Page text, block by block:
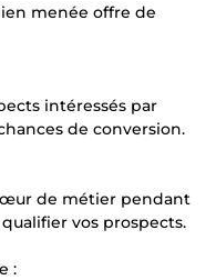
menée offre de
intéressés par
de conversion.
de métier pendant
vos prospects.
: